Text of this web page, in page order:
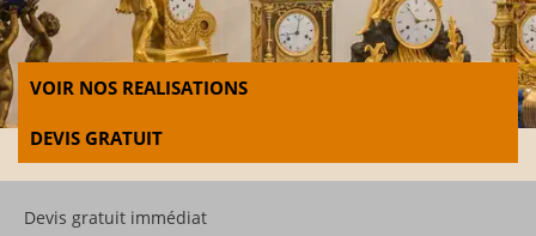
VOIR NOS REALISATIONS
DEVIS GRATUIT
Devis gratuit immédiat